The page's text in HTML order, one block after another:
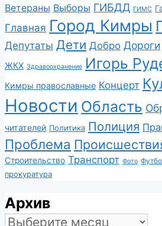
Ветераны Выборы ГИБДД ГИМС
Главная Город Кимры
Депутаты Дети Добро Дороги
ЖКХ Здравоохранение Игорь
Кимры православные Концерт
Новости Область
читателей Политика Полиция
Проблема
Строительство Транспорт Фото
прокуратура
Архив
Архив